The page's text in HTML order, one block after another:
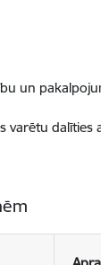
un
varētu